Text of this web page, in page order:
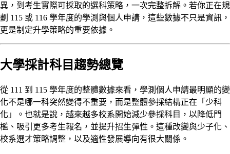
異，到考生實際可採取的選科策略，一次完整拆解。若你正在規
劃 115 或 116 學年度的學測與個人申請，這些數據不只是資訊，
更是制定升學策略的重要依據。
大學採計科目趨勢總覽
從 111 到 115 學年度的整體數據來看，學測個人申請最明顯的變
化不是哪一科突然變得不重要，而是整體參採結構正在「少科
化」。也就是說，越來越多校系開始減少參採科目，以降低門
檻、吸引更多考生報名，並提升招生彈性。這種改變與少子化、
校系選才策略調整，以及適性發展導向有很大關係。